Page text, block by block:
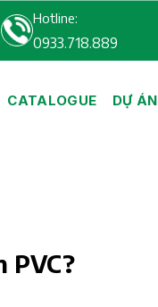
Hotline:
0933.718.889
CATALOGUE DỰ ÁN
PVC?